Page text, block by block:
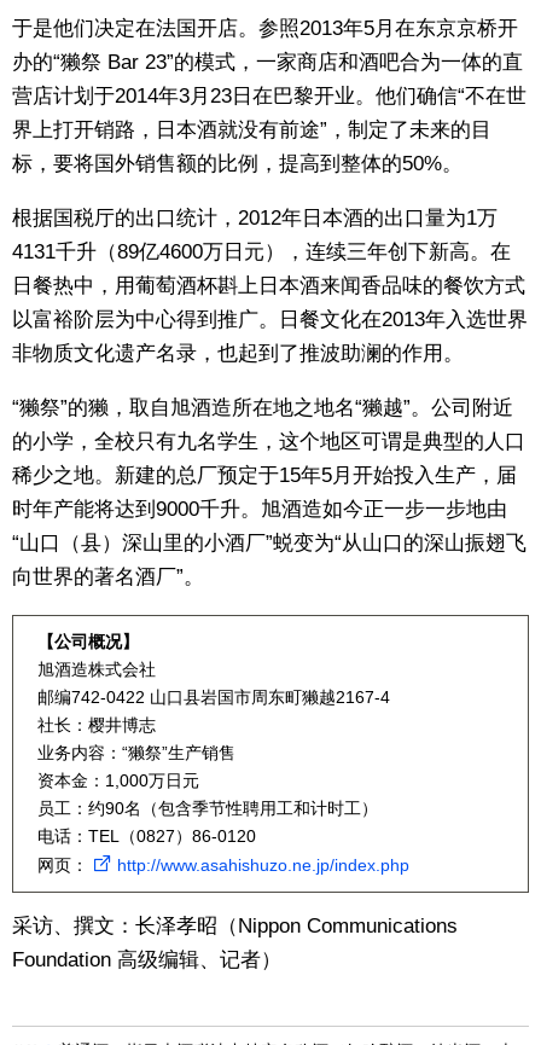
于是他们决定在法国开店。参照2013年5月在东京京桥开
办的“獭祭 Bar 23”的模式，一家商店和酒吧合为一体的直
营店计划于2014年3月23日在巴黎开业。他们确信“不在世
界上打开销路，日本酒就没有前途”，制定了未来的目
标，要将国外销售额的比例，提高到整体的50%。
根据国税厅的出口统计，2012年日本酒的出口量为1万
4131千升（89亿4600万日元），连续三年创下新高。在
日餐热中，用葡萄酒杯斟上日本酒来闻香品味的餐饮方式
以富裕阶层为中心得到推广。日餐文化在2013年入选世界
非物质文化遗产名录，也起到了推波助澜的作用。
“獭祭”的獭，取自旭酒造所在地之地名“獭越”。公司附近
的小学，全校只有九名学生，这个地区可谓是典型的人口
稀少之地。新建的总厂预定于15年5月开始投入生产，届
时年产能将达到9000千升。旭酒造如今正一步一步地由
“山口（县）深山里的小酒厂”蜕变为“从山口的深山振翅飞
向世界的著名酒厂”。
【公司概况】
旭酒造株式会社
邮编742-0422 山口县岩国市周东町獭越2167-4
社长：樱井博志
业务内容：“獭祭”生产销售
资本金：1,000万日元
员工：约90名（包含季节性聘用工和计时工）
电话：TEL（0827）86-0120
网页：
http://www.asahishuzo.ne.jp/index.php
采访、撰文：长泽孝昭（Nippon Communications
Foundation 高级编辑、记者）